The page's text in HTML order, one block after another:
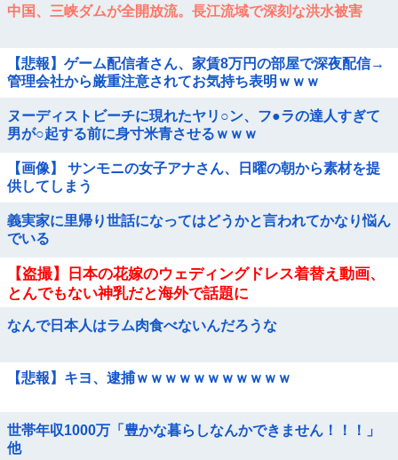
中国、三峡ダムが全開放流。長江流域で深刻な洪水被害
【悲報】ゲーム配信者さん、家賃8万円の部屋で深夜配信→
管理会社から厳重注意されてお気持ち表明ｗｗｗ
ヌーディストビーチに現れたヤリ○ン、フ●ラの達人すぎて
男が○起する前に身寸米青させるｗｗｗ
【画像】 サンモニの女子アナさん、日曜の朝から素材を提
供してしまう
義実家に里帰り世話になってはどうかと言われてかなり悩ん
でいる
【盗撮】日本の花嫁のウェディングドレス着替え動画、
とんでもない神乳だと海外で話題に
なんで日本人はラム肉食べないんだろうな
【悲報】キヨ、逮捕ｗｗｗｗｗｗｗｗｗｗｗ
世帯年収1000万「豊かな暮らしなんかできません！！！」
他